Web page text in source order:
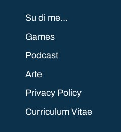
Su di me…
Games
Podcast
Arte
Privacy Policy
Curriculum Vitae